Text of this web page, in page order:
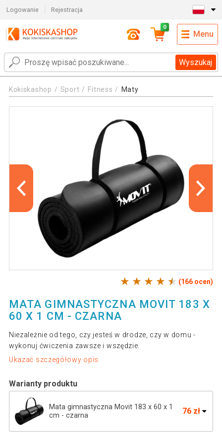
Logowanie Rejestracja
Wyszukaj
0
Menu
Kokiskashop Sport Fitness Maty
(166 ocen)
MATA GIMNASTYCZNA MOVIT 183 X
60 X 1 CM - CZARNA
Niezależnie od tego, czy jesteś w drodze, czy w domu -
wykonuj ćwiczenia zawsze i wszędzie.
Ukazać szczegółowy opis
Warianty produktu
Mata gimnastyczna Movit 183 x 60 x 1
cm - czarna
76 zł